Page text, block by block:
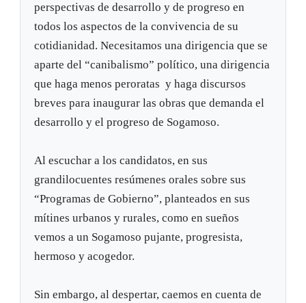
perspectivas de desarrollo y de progreso en
todos los aspectos de la convivencia de su
cotidianidad. Necesitamos una dirigencia que se
aparte del “canibalismo” político, una dirigencia
que haga menos peroratas y haga discursos
breves para inaugurar las obras que demanda el
desarrollo y el progreso de Sogamoso.
Al escuchar a los candidatos, en sus
grandilocuentes resúmenes orales sobre sus
“Programas de Gobierno”, planteados en sus
mítines urbanos y rurales, como en sueños
vemos a un Sogamoso pujante, progresista,
hermoso y acogedor.
Sin embargo, al despertar, caemos en cuenta de